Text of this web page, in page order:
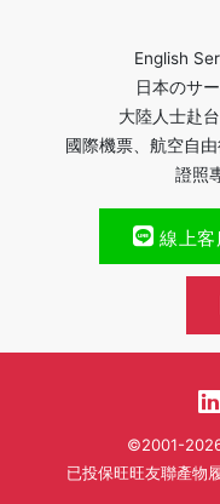
English
日本のサ
大陸人士赴
國際機票、航空自
證照
線上客
©2001-
已投保旺旺友聯產物